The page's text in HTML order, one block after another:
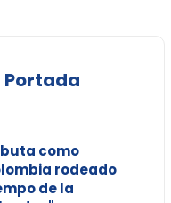
Portada
como
rodeado
de la